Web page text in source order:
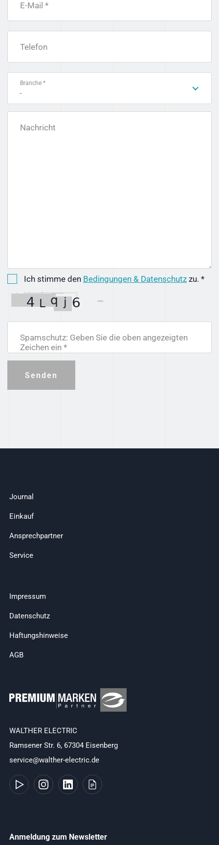
E-Mail *
Telefon
Branche *
-
Nachricht
Ich stimme den Bedingungen & Datenschutz zu. *
Spamschutz: Geben Sie die oben angezeigten
Zeichen ein *
Senden
Journal
Einkauf
Ansprechpartner
Service
Impressum
Datenschutz
Haftungshinweise
AGB
WALTHER ELECTRIC
Ramsener Str. 6, 67304 Eisenberg
service@walther-electric.de
Anmeldung zum Newsletter